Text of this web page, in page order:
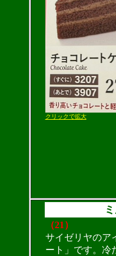
クリックで拡大
（21）
サイゼリヤのア
ート」です。冷